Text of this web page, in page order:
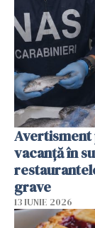
vacanță în
grave
13 IUNIE 2026